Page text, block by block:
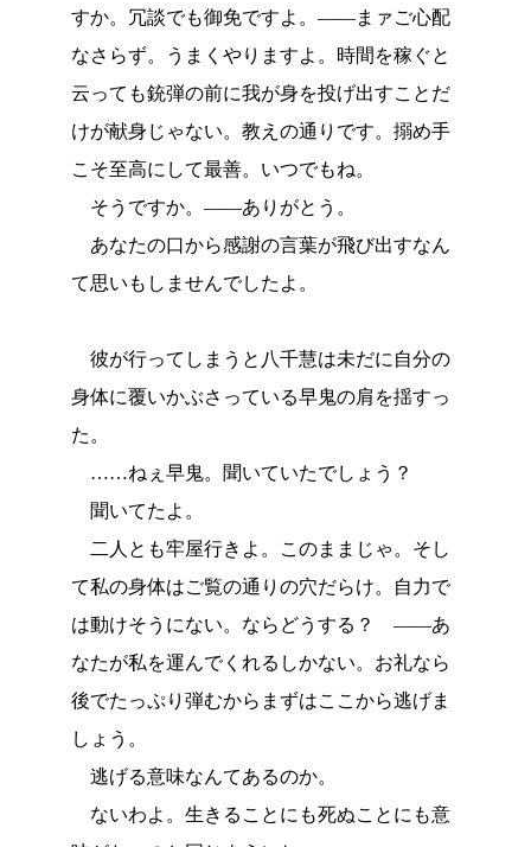
すか。冗談でも御免ですよ。――まァご心配
なさらず。うまくやりますよ。時間を稼ぐと
云っても銃弾の前に我が身を投げ出すことだ
けが献身じゃない。教えの通りです。搦め手
こそ至高にして最善。いつでもね。
そうですか。――ありがとう。
あなたの口から感謝の言葉が飛び出すなん
て思いもしませんでしたよ。
彼が行ってしまうと八千慧は未だに自分の
身体に覆いかぶさっている早鬼の肩を揺すっ
た。
……ねぇ早鬼。聞いていたでしょう？
聞いてたよ。
二人とも牢屋行きよ。このままじゃ。そし
て私の身体はご覧の通りの穴だらけ。自力で
は動けそうにない。ならどうする？ ――あ
なたが私を運んでくれるしかない。お礼なら
後でたっぷり弾むからまずはここから逃げま
しょう。
逃げる意味なんてあるのか。
ないわよ。生きることにも死ぬことにも意